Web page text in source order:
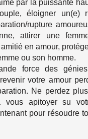
par la puissante
éloigner un(e)
rupture
attirer une
en amour,
ou son homme.
force des
votre amour
Ne perdez
vous apitoyer su
pour résoudre